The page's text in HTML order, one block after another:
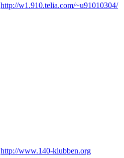
http://w1.910.telia.com/~u91010304/
http://www.140-klubben.org